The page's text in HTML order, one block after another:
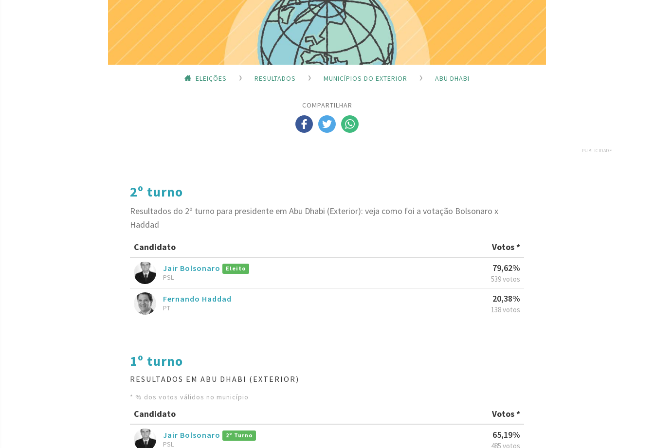
ELEIÇÕES RESULTADOS MUNICÍPIOS DO EXTERIOR ABU DHABI
COMPARTILHAR
PUBLICIDADE
2º turno
Resultados do 2º turno para presidente em Abu Dhabi (Exterior): veja como foi a votação Bolsonaro x
Haddad
Candidato
Votos *
Jair Bolsonaro Eleito
PSL
79,62%
539 votos
Fernando Haddad
PT
20,38%
138 votos
1º turno
RESULTADOS EM ABU DHABI (EXTERIOR)
* % dos votos válidos no município
Candidato Votos *
Jair Bolsonaro 2º Turno
PSL
65,19%
485 votos